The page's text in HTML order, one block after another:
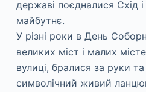
державі поєдналися Схід
майбутнє.
У різні роки в День
великих міст і малих
вулиці, бралися за руки
символічний живий